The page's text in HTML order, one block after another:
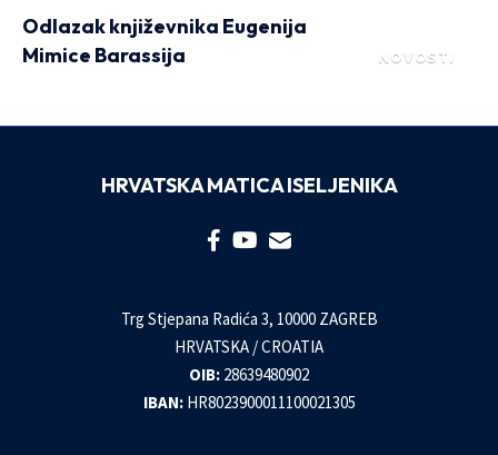
NOVOSTI
Odlazak književnika Eugenija
Mimice Barassija
HRVATSKA MATICA ISELJENIKA
Trg Stjepana Radića 3, 10000 ZAGREB
HRVATSKA / CROATIA
OIB: 28639480902
IBAN: HR8023900011100021305